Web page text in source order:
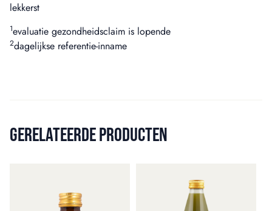
lekkerst
1evaluatie gezondheidsclaim is lopende
2dagelijkse referentie-inname
GERELATEERDE PRODUCTEN